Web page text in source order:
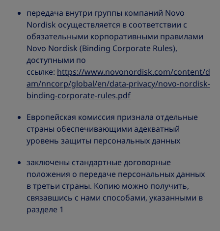
передача внутри группы компаний Novo
Nordisk осуществляется в соответствии с
обязательными корпоративными правилами
Novo Nordisk (Binding Corporate Rules),
доступными по
ссылке: https://www.novonordisk.com/content/d
am/nncorp/global/en/data-privacy/novo-nordisk-
binding-corporate-rules.pdf
Европейская комиссия признала отдельные
страны обеспечивающими адекватный
уровень защиты персональных данных
заключены стандартные договорные
положения о передаче персональных данных
в третьи страны. Копию можно получить,
связавшись с нами способами, указанными в
разделе 1